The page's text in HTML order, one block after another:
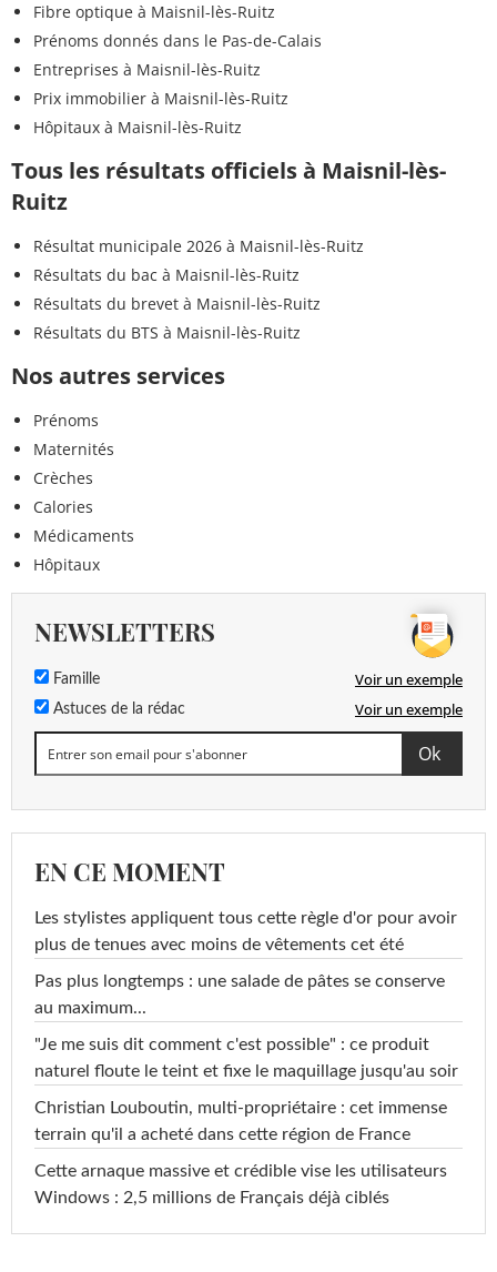
Fibre optique à Maisnil-lès-Ruitz
Prénoms donnés dans le Pas-de-Calais
Entreprises à Maisnil-lès-Ruitz
Prix immobilier à Maisnil-lès-Ruitz
Hôpitaux à Maisnil-lès-Ruitz
Tous les résultats officiels à Maisnil-lès-
Ruitz
Résultat municipale 2026 à Maisnil-lès-Ruitz
Résultats du bac à Maisnil-lès-Ruitz
Résultats du brevet à Maisnil-lès-Ruitz
Résultats du BTS à Maisnil-lès-Ruitz
Nos autres services
Prénoms
Maternités
Crèches
Calories
Médicaments
Hôpitaux
NEWSLETTERS
Famille Voir un exemple
Astuces de la rédac Voir un exemple
EN CE MOMENT
Les stylistes appliquent tous cette règle d'or pour avoir
plus de tenues avec moins de vêtements cet été
Pas plus longtemps : une salade de pâtes se conserve
au maximum...
"Je me suis dit comment c'est possible" : ce produit
naturel floute le teint et fixe le maquillage jusqu'au soir
Christian Louboutin, multi-propriétaire : cet immense
terrain qu'il a acheté dans cette région de France
Cette arnaque massive et crédible vise les utilisateurs
Windows : 2,5 millions de Français déjà ciblés